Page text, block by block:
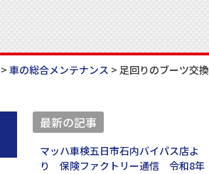
> 車の総合メンテナンス > 足回りのブーツ交換
最新の記事
マッハ車検五日市石内バイパス店よ
り 保険ファクトリー通信 令和8年